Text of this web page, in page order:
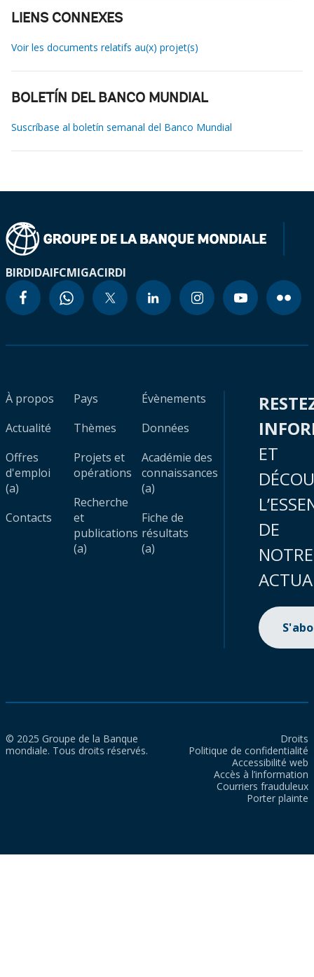
LIENS CONNEXES
Voir les documents relatifs au(x) projet(s)
BOLETÍN DEL BANCO MUNDIAL
Suscríbase al boletín semanal del Banco Mundial
BIRDIDAIFCMIGACIRDI
À propos
Actualité
Offres
d'emploi
(a)
Contacts
Pays
Thèmes
Projets et
opérations
Recherche
et
publications
(a)
Évènements
Données
Académie des
connaissances
(a)
Fiche de
résultats
(a)
ET
DE
NOTRE
© 2025 Groupe de la Banque
mondiale. Tous droits réservés.
Droits
Politique de confidentialité
Accessibilité web
Accès à l’information
Courriers frauduleux
Porter plainte